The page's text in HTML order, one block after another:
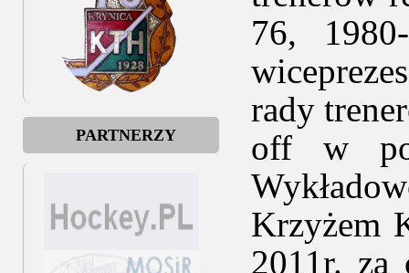
PARTNERZY
76,
rady
off w
Krzyżem
2011r. za